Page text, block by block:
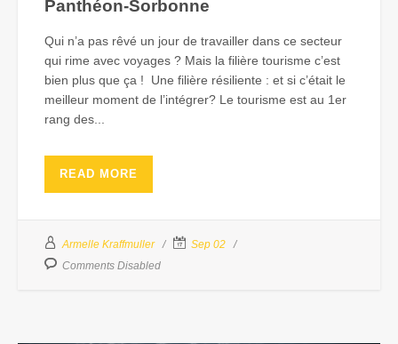
Panthéon-Sorbonne
Qui n’a pas rêvé un jour de travailler dans ce secteur
qui rime avec voyages ? Mais la filière tourisme c’est
bien plus que ça ! Une filière résiliente : et si c’était le
meilleur moment de l’intégrer? Le tourisme est au 1er
rang des...
READ MORE
Armelle Kraffmuller
Sep 02
Comments Disabled